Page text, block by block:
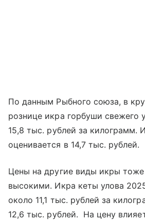
По данным Рыбного союза, в
рознице икра горбуши свежего
15,8 тыс. рублей за килограмм.
оценивается в 14,7 тыс. рублей.
Цены на другие виды икры
высокими. Икра кеты улова
около 11,1 тыс. рублей за
12,6 тыс. рублей. На цену